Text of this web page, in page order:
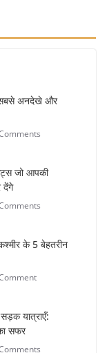
जो आपकी
के 5 बेहतरीन
यात्राएँ:
सफर
पर्यटन स्थल: ताज
और इनके